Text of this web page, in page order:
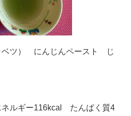
ツ） にんじんペースト じ
ネルギー116kcal たんぱく質4